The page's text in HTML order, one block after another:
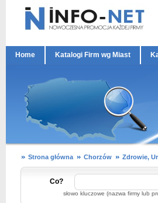
Home Katalogi Firm wg Miast
Strona główna Chorzów Zdrowie,
Co?
słowo kluczowe (nazwa firmy lub